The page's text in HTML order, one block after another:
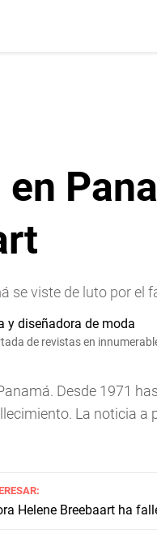
se viste de luto por el
de revistas en
Desde 1971
La noticia a
Helene Breebaart ha